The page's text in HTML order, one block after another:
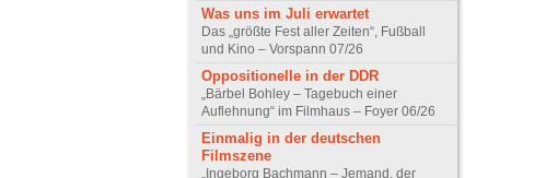
Was uns im Juli erwartet
Das „größte Fest aller Zeiten“, Fußball
und Kino – Vorspann 07/26
Oppositionelle in der DDR
„Bärbel Bohley – Tagebuch einer
Auflehnung“ im Filmhaus – Foyer 06/26
Einmalig in der deutschen
Filmszene
„Ingeborg Bachmann – Jemand, der